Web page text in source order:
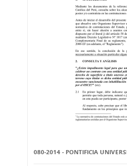
080-2014 - PONTIFICIA